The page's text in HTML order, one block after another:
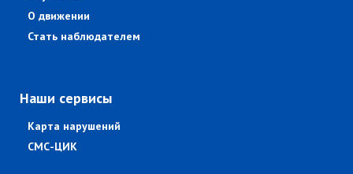
О движении
Стать наблюдателем
Наши сервисы
Карта нарушений
СМС-ЦИК